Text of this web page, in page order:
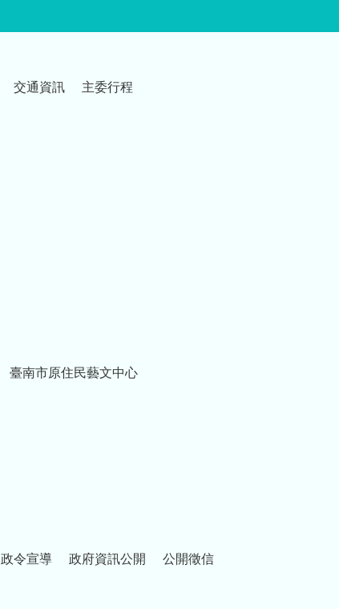
交通資訊 主委行程
臺南市原住民藝文中心
政令宣導 政府資訊公開 公開徵信